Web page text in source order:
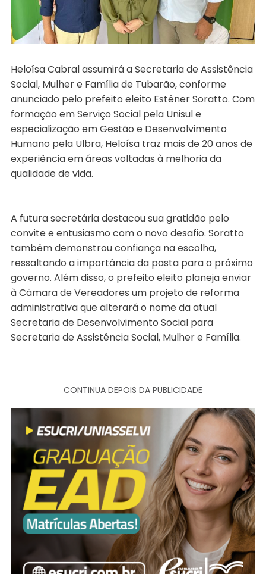
Heloísa Cabral assumirá a Secretaria de Assistência
Social, Mulher e Família de Tubarão, conforme
anunciado pelo prefeito eleito Estêner Soratto. Com
formação em Serviço Social pela Unisul e
especialização em Gestão e Desenvolvimento
Humano pela Ulbra, Heloísa traz mais de 20 anos de
experiência em áreas voltadas à melhoria da
qualidade de vida.
A futura secretária destacou sua gratidão pelo
convite e entusiasmo com o novo desafio. Soratto
também demonstrou confiança na escolha,
ressaltando a importância da pasta para o próximo
governo. Além disso, o prefeito eleito planeja enviar
à Câmara de Vereadores um projeto de reforma
administrativa que alterará o nome da atual
Secretaria de Desenvolvimento Social para
Secretaria de Assistência Social, Mulher e Família.
CONTINUA DEPOIS DA PUBLICIDADE